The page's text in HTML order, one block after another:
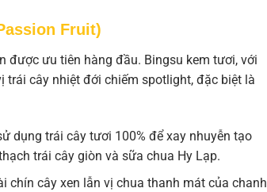
Fruit)
được ưu tiên hàng đầu. Bingsu kem tươi, với
cây nhiệt đới chiếm spotlight, đặc biệt là
dụng trái cây tươi 100% để xay nhuyễn tạo
trái cây giòn và sữa chua Hy Lạp.
cây xen lẫn vị chua thanh mát của chanh